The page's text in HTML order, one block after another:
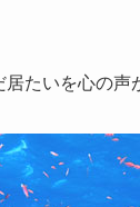
たいを心の声